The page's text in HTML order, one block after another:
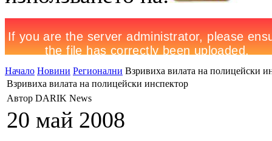
Начало Новини Регионални Взривиха вилата на полицейски
Взривиха вилата на полицейски инспектор
Автор DARIK News
20 май 2008